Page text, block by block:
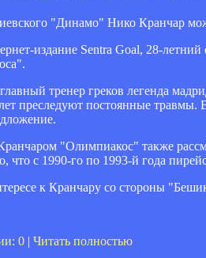
"Динамо" Нико Кранчар
издание Sentra Goal, 28-
тренер греков легенда
преследуют постоянные
"Олимпиакос" также
что с 1990-го по 1993-й года
к Кранчару со стороны
0 | Читать полностью